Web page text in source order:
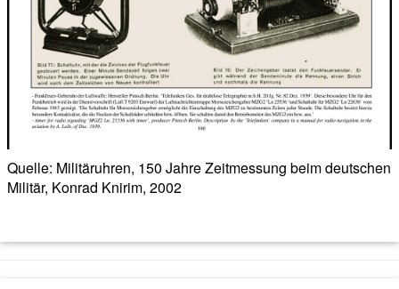
Quelle: Militäruhren, 150 Jahre Zeitmessung beim deutschen
Militär, Konrad Knirim, 2002